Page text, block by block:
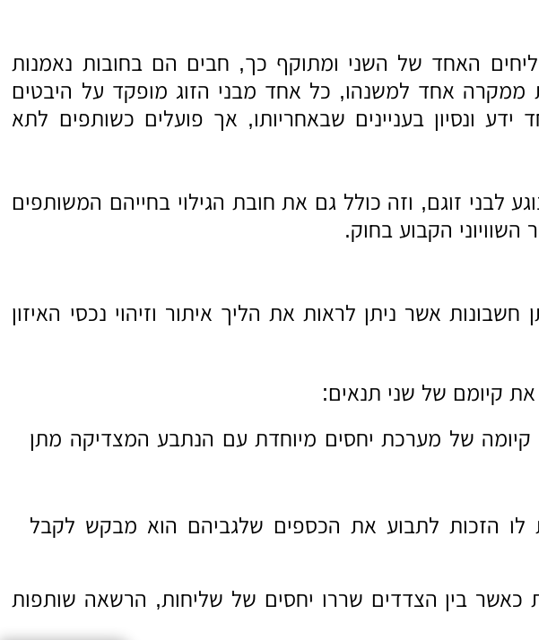
האחד של השני ומתוקף כך, חבים הם בחובות נאמנות
ממקרה אחד למשנהו, כל אחד מבני הזוג מופקד על היבטים
ונסיון בעניינים שבאחריותו, אך פועלים כשותפים לתא
לבני זוגם, וזה כולל גם את חובת הגילוי בחייהם המשותפים
הקבוע בחוק.
אשר ניתן לראות את הליך איתור וזיהוי נכסי האיזון
קיומם של שני תנאים:
של מערכת יחסים מיוחדת עם הנתבע המצדיקה מתן
לו הזכות לתבוע את הכספים שלגביהם הוא מבקש לקבל
כאשר בין הצדדים שררו יחסים של שליחות, הרשאה שותפות